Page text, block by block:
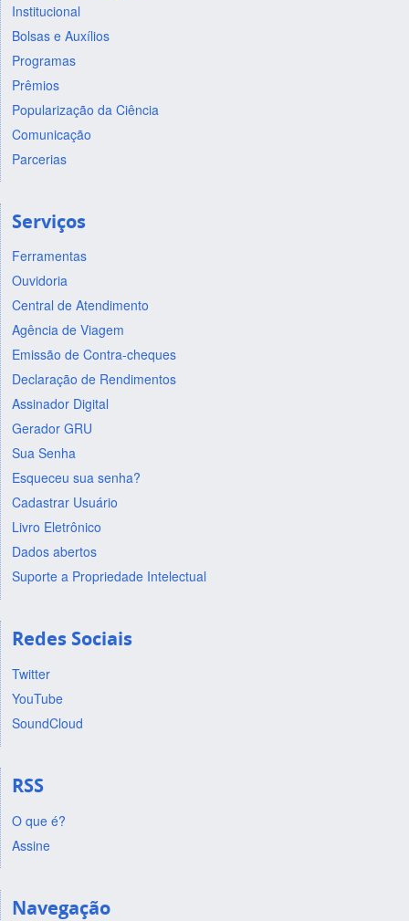
Institucional
Bolsas e Auxílios
Programas
Prêmios
Popularização da Ciência
Comunicação
Parcerias
Serviços
Ferramentas
Ouvidoria
Central de Atendimento
Agência de Viagem
Emissão de Contra-cheques
Declaração de Rendimentos
Assinador Digital
Gerador GRU
Sua Senha
Esqueceu sua senha?
Cadastrar Usuário
Livro Eletrônico
Dados abertos
Suporte a Propriedade Intelectual
Redes Sociais
Twitter
YouTube
SoundCloud
RSS
O que é?
Assine
Navegação